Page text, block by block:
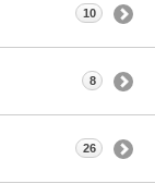
10
8
26